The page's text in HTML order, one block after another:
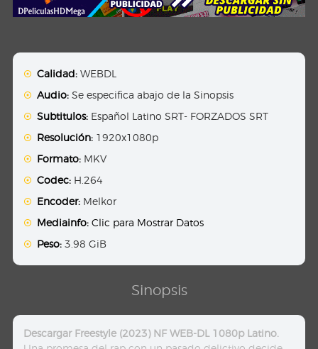
Calidad: WEBDL
Audio: Se especifica abajo de la Sinopsis
Subtitulos: Español Latino SRT- FORZADOS SRT
Resolución: 1920x1080p
Formato: MKV
Codec: H.264
Encoder: Melkor
Mediainfo: Clic para Mostrar Datos
Peso: 3.98 GiB
Sinopsis
Descargar Freestyle (2023) NF WEB-DL 1080p Latino.